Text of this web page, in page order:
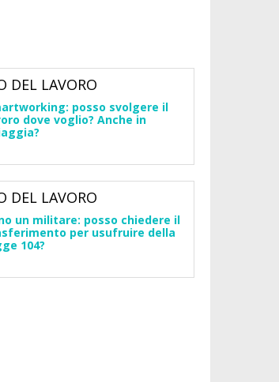
DEL LAVORO
posso svolgere il
dove voglio? Anche in
DEL LAVORO
un militare: posso chiedere il
per usufruire della
104?